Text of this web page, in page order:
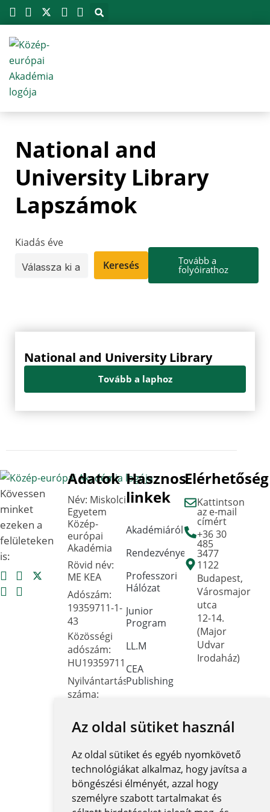
Az oldal sütiket használ
Az oldal sütiket és egyéb nyomkövető
technológiákat alkalmaz, hogy javítsa a
böngészési élményét, azzal hogy
személyre szabott tartalmakat és
Skip
to
content
National and
University Library
Lapszámok
Kiadás éve
Keresés
Tovább a
folyóirathoz
National and University Library
Tovább a laphoz
Kövessen
minket
ezeken a
felületeken
is:
Adatok
Név: Miskolci
Egyetem
Közép-
európai
Akadémia
Rövid név:
ME KEA
Adószám:
19359711-1-
43
Közösségi
adószám:
HU19359711
Nyilvántartási
száma:
Hivatal
FNYF/419-
4/2023
Székhely:
1122
Budapest,
Városmajor
Hasznos
linkek
Akadémiáról
Rendezvények
Professzori
Hálózat
Junior
Program
LL.M
CEA
Publishing
Kapcsolat
adatok
Közadatkereső
rendszer
Elérhetőség
Kattintson
az e-mail
címért
+36 30
485
3477
1122
Budapest,
Városmajor
utca
12-14.
(Major
Udvar
Irodaház)